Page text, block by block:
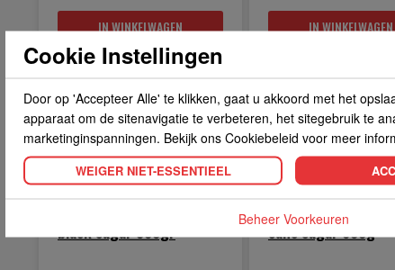
IN WINKELWAGEN IN WINKELWAGEN
black sugar 500gr cane sugar 600g
Cookie Instellingen
Door op 'Accepteer Alle' te klikken, gaat u akkoord met het
apparaat om de sitenavigatie te verbeteren, het sitegebruik te
marketinginspanningen. Bekijk ons Cookiebeleid voor meer
WEIGER NIET-ESSENTIEEL
Beheer Voorkeuren